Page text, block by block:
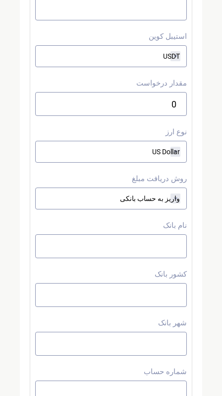
استیبل کوین
مقدار درخواست
نوع ارز
روش دریافت مبلغ
نام بانک
کشور بانک
شهر بانک
شماره حساب